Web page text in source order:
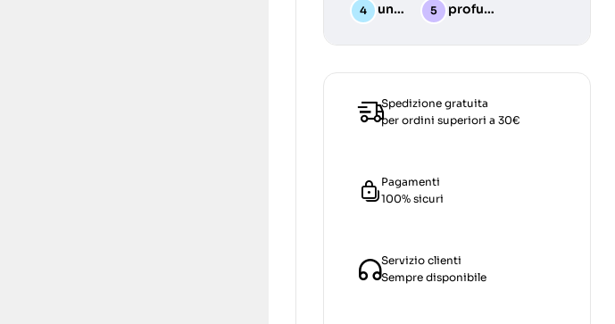
un
irriducibile
balordo
profumo
Spedizione gratuita
per ordini superiori a 30€
Pagamenti
100% sicuri
Servizio clienti
Sempre disponibile